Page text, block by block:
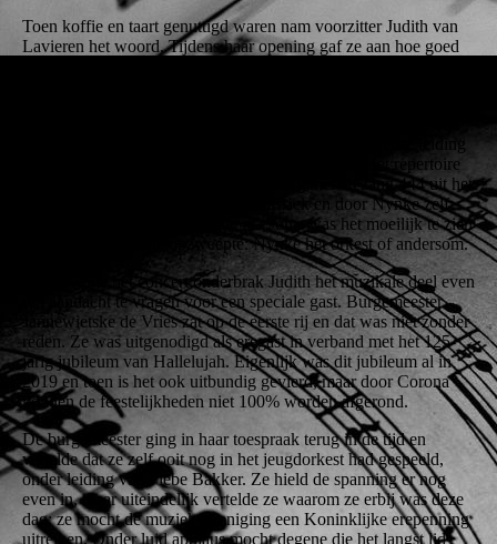
Toen koffie en taart genuttigd waren nam voorzitter Judith van
Lavieren het woord. Tijdens haar opening gaf ze aan hoe goed
van het orkest af en onder de bezielende en enthousiaste leiding
van Nynke speelden ze de sterren van de hemel. Het repertoire
was bijzonder gevarieerd: na de opening met Gezang 444 uit het
Liedboek wisselden filmmuziek, klassiek en door Nynke zelf
gecomponeerde stukken elkaar af. Soms was het moeilijk te zien
wie nu eigenlijk wie opzweepte: Nynke het orkest of andersom.
Halverwege het concert onderbrak Judith het muzikale deel even
om aandacht te vragen voor een speciale gast. Burgemeester
Jannewietske de Vries zat op de eerste rij en dat was niet zonder
reden. Ze was uitgenodigd als eregast in verband met het 125-
jarig jubileum van Hallelujah. Eigenlijk was dit jubileum al in
2019 en toen is het ook uitbundig gevierd, maar door Corona
konden de feestelijkheden niet 100% worden afgerond.
De burgemeester ging in haar toespraak terug in de tijd en
vertelde dat ze zelf ooit nog in het jeugdorkest had gespeeld,
onder leiding van Piebe Bakker. Ze hield de spanning er nog
even in, maar uiteindelijk vertelde ze waarom ze erbij was deze
dag: ze mocht de muziekvereniging een Koninklijke erepenning
uitreiken. Onder luid applaus mocht degene die het langst lid